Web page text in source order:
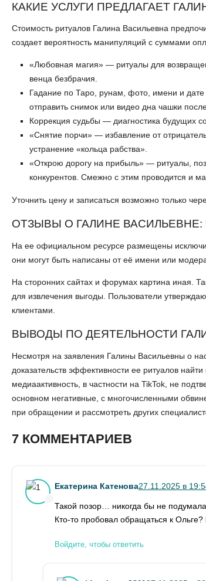
КАКИЕ УСЛУГИ ПРЕДЛАГАЕТ
Стоимость ритуалов Галина Васильевна
создает вероятность манипуляций с суммами
«Любовная магия» — ритуалы для
венца безбрачия.
Гадание по Таро, рунам, фото, имени и
отправить снимок или видео дна чашки
Коррекция судьбы — диагностика будущих
«Снятие порчи» — избавление от
устранение «кольца рабства».
«Открою дорогу на прибыль» — ритуалы,
конкурентов. Смежно с этим проводится и
Уточнить цену и записаться возможно только
ОТЗЫВЫ О ГАЛИНЕ
На ее официальном ресурсе размещены
они могут быть написаны от её имени или
На сторонних сайтах и форумах картина иная.
для извлечения выгоды. Пользователи
клиентами.
ВЫВОДЫ ПО ДЕЯТЕЛЬНОСТИ
Несмотря на заявления Галины Васильевны о
доказательств эффективности ее ритуалов
медиаактивность, в частности на TikTok, не
основном негативные, с многочисленными
при обращении и рассмотреть других
7 КОММЕНТАРИЕВ
Екатерина Катенова27.11.2025 в
Такой позор… никогда бы не
Кто-то пробовал обращаться к
Войдите, чтобы ответить